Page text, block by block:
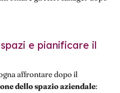
e pianificare il
affrontare dopo il
dello spazio aziendale: